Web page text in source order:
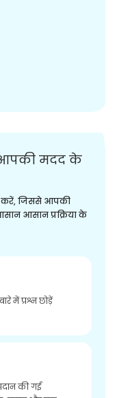
मदद के
करें, जिससे आपकी
आसान प्रक्रिया के
में प्रश्न छोड़ें
की गई